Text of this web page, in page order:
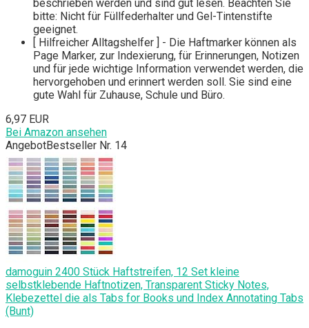
beschrieben werden und sind gut lesen. Beachten Sie
bitte: Nicht für Füllfederhalter und Gel-Tintenstifte
geeignet.
[ Hilfreicher Alltagshelfer ] - Die Haftmarker können als
Page Marker, zur Indexierung, für Erinnerungen, Notizen
und für jede wichtige Information verwendet werden, die
hervorgehoben und erinnert werden soll. Sie sind eine
gute Wahl für Zuhause, Schule und Büro.
6,97 EUR
Bei Amazon ansehen
AngebotBestseller Nr. 14
damoguin 2400 Stück Haftstreifen, 12 Set kleine
selbstklebende Haftnotizen, Transparent Sticky Notes,
Klebezettel die als Tabs for Books und Index Annotating Tabs
(Bunt)